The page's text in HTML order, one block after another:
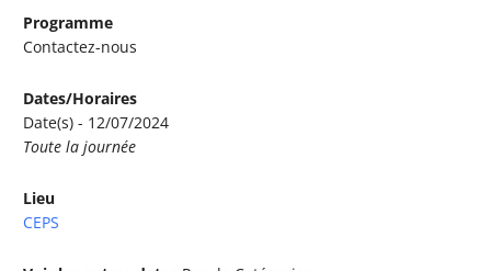
Programme
Contactez-nous
Dates/Horaires
Date(s) - 12/07/2024
Toute la journée
Lieu
CEPS